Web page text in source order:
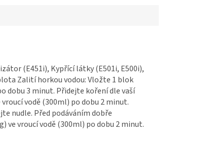
(E451i), Kypřící látky (E501i, E500i),
Zalití horkou vodou: Vložte 1 blok
dobu 3 minut. Přidejte koření dle vaší
vodě (300ml) po dobu 2 minut.
nudle. Před podáváním dobře
vroucí vodě (300ml) po dobu 2 minut.